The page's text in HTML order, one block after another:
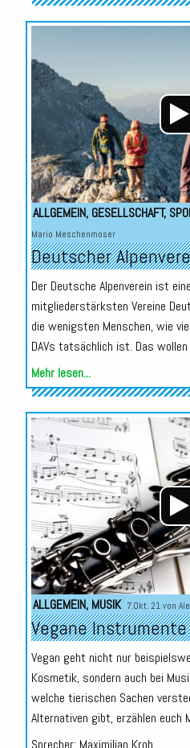
ALLGEMEIN, GESELLSCHAFT,
Mario Meschenmoser
Deutscher
Der Deutsche Alpenverein ist
mitgliederstärksten Vereine
die wenigsten Menschen, wie
DAVs tatsächlich ist. Das
Mehr lesen...
ALLGEMEIN, MUSIK 7.Okt. 21 von
Vegane Instrumente
Vegan geht nicht nur
Kosmetik, sondern auch bei
welche tierischen Sachen
Alternativen gibt, erzählen euch
Sprecher: Maximilian Kroh...